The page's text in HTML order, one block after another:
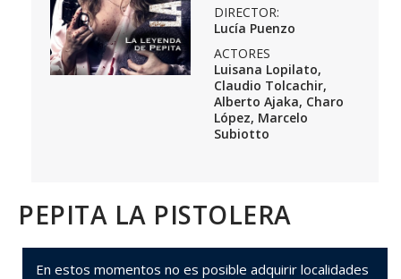
DIRECTOR:
Lucía Puenzo
ACTORES
Luisana Lopilato,
Claudio Tolcachir,
Alberto Ajaka, Charo
López, Marcelo
Subiotto
PEPITA LA PISTOLERA
En estos momentos no es posible adquirir localidades